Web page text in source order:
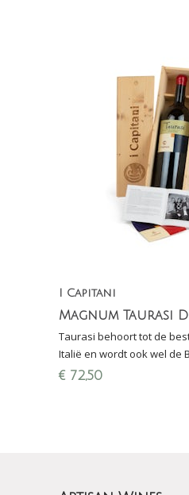
I Capitani
Taurasi behoort tot de
Italië en wordt ook wel de
genoemd.
€ 72,50